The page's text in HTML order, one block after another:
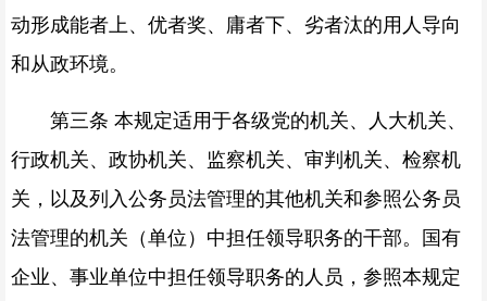
动形成能者上、优者奖、庸者下、劣者汰的用人导向
和从政环境。
第三条 本规定适用于各级党的机关、人大机关、
行政机关、政协机关、监察机关、审判机关、检察机
关，以及列入公务员法管理的其他机关和参照公务员
法管理的机关（单位）中担任领导职务的干部。国有
企业、事业单位中担任领导职务的人员，参照本规定